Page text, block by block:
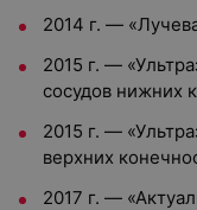
2014 г. —
2015 г. —
сосудов нижних
2015 г. —
верхних
2017 г. —